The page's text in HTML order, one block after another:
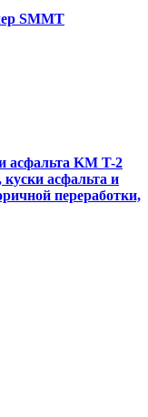
SMMT
асфальта KM T-2
асфальта и
переработки,